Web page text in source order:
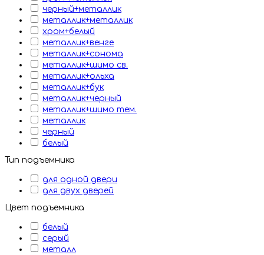
черный+металлик
металлик+металлик
хром+белый
металлик+венге
металлик+сонома
металлик+шимо св.
металлик+ольха
металлик+бук
металлик+черный
металлик+шимо тем.
металлик
черный
белый
Тип подъемника
для одной двери
для двух дверей
Цвет подъемника
белый
серый
металл